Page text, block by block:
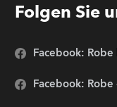
Folgen Sie
Facebook:
Facebook: